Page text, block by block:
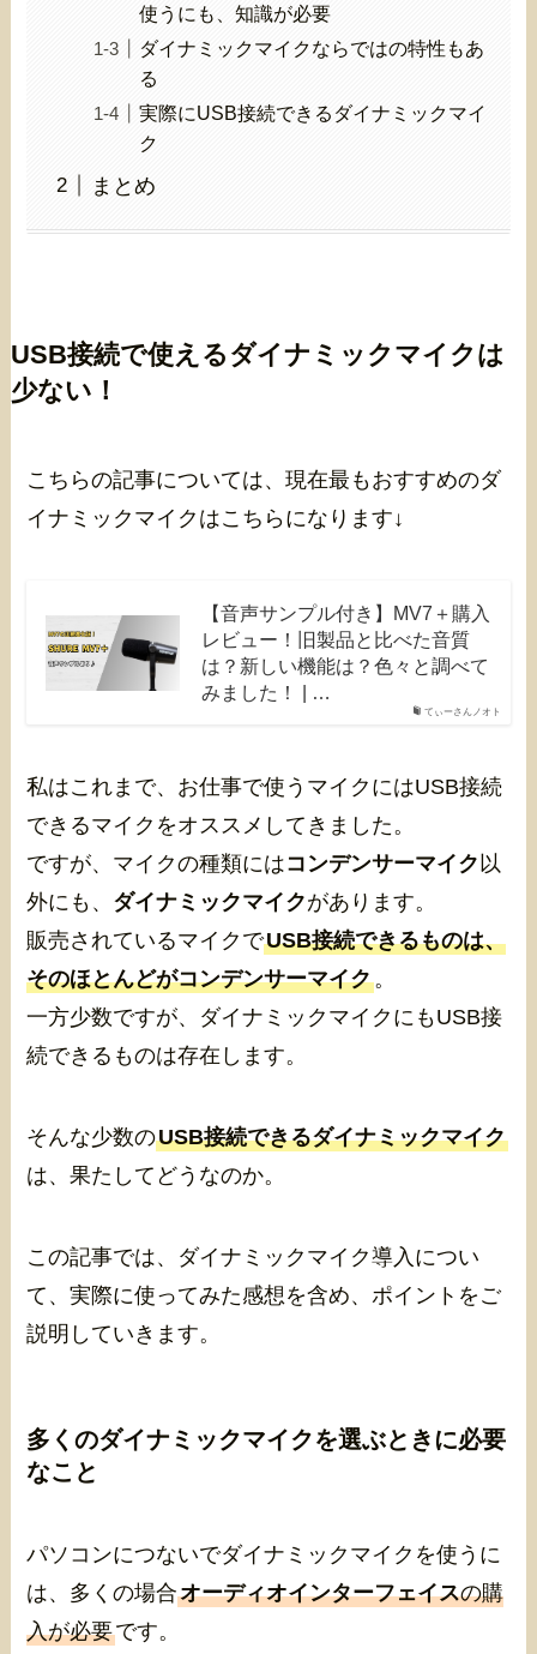
使うにも、知識が必要
ダイナミックマイクならではの特性もあ
る
実際にUSB接続できるダイナミックマイ
ク
まとめ
USB接続で使えるダイナミックマイクは
少ない！
こちらの記事については、現在最もおすすめのダ
イナミックマイクはこちらになります↓
てぃーさんノオト
【音声サンプル付き】MV7＋購入
レビュー！旧製品と比べた音質
は？新しい機能は？色々と調べて
みました！ | …
私はこれまで、お仕事で使うマイクにはUSB接続
できるマイクをオススメしてきました。
ですが、マイクの種類にはコンデンサーマイク以
外にも、 ダイナミックマイクがあります。
販売されているマイクでUSB接続できるものは、
そのほとんどがコンデンサーマイク。
一方少数ですが、ダイナミックマイクにもUSB接
続できるものは存在します。
そんな少数のUSB接続できるダイナミックマイク
は、果たしてどうなのか。
この記事では、ダイナミックマイク導入につい
て、実際に使ってみた感想を含め、ポイントをご
説明していきます。
多くのダイナミックマイクを選ぶときに必要
なこと
パソコンにつないでダイナミックマイクを使うに
は、多くの場合オーディオインターフェイスの購
入が必要です。